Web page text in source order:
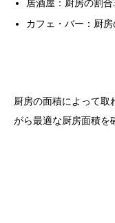
居酒屋：厨房の割合
カフェ・バー：厨房
厨房の面積によって取
がら最適な厨房面積を